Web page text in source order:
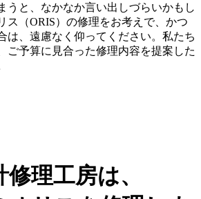
うと、なかなか言い出しづらいかもし
ス（ORIS）の修理をお考えで、かつ
は、遠慮なく仰ってください。私たち
ご予算に見合った修理内容を提案した
理工房は、